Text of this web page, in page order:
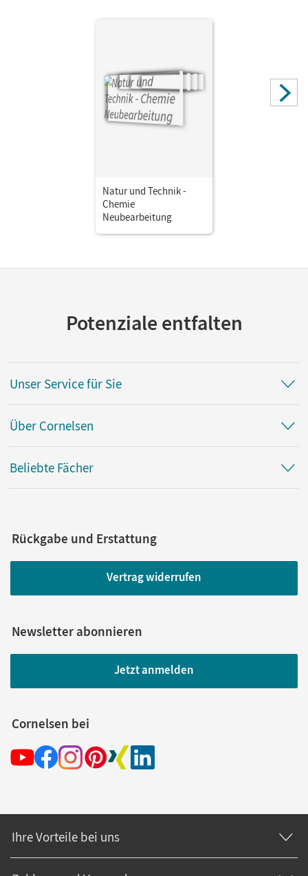
Natur und Technik -
Chemie
Neubearbeitung
Potenziale entfalten
Unser Service für Sie
Über Cornelsen
Beliebte Fächer
Rückgabe und Erstattung
Vertrag widerrufen
Newsletter abonnieren
Jetzt anmelden
Cornelsen bei
Ihre Vorteile bei uns